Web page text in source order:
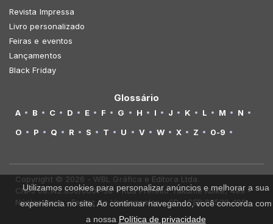
Revista Impressa
Livro personalizado
Feiras e eventos
Lançamentos
Black Friday
Glossário
A B C D E F G H I J K L M
N
O
P Q R S T U V W X Z 0-9
Copyright © 2026 - WBL Gráfica e Editora Ltda.
CNPJ 08.142.850/0001-36 - Rua Prefeito Takume Koike, 499 -
Núcleo Itaim - Ferraz de Vasconcelos - SP - CEP 08538-100
Utilizamos cookies para personalizar anúncios e melhorar a sua
experiência no site. Ao continuar navegando, você concorda com
a nossa Política de privacidade